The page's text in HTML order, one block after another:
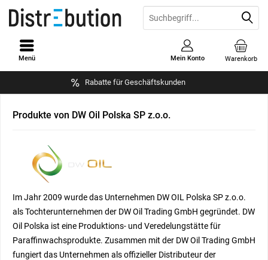
Rabatte für Geschäftskunden
Warenkorb
Mein Konto
Menü
Produkte von DW Oil Polska SP z.o.o.
Im Jahr 2009 wurde das Unternehmen DW OIL Polska SP z.o.o.
als Tochterunternehmen der DW Oil Trading GmbH gegründet. DW
Oil Polska ist eine Produktions- und Veredelungstätte für
Paraffinwachsprodukte. Zusammen mit der DW Oil Trading GmbH
fungiert das Unternehmen als offizieller Distributeur der